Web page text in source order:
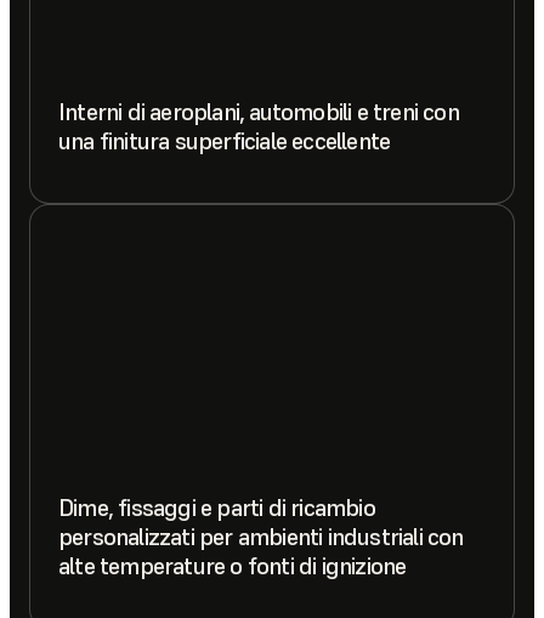
Interni di aeroplani, automobili e treni con
una finitura superficiale eccellente
Dime, fissaggi e parti di ricambio
personalizzati per ambienti industriali con
alte temperature o fonti di ignizione